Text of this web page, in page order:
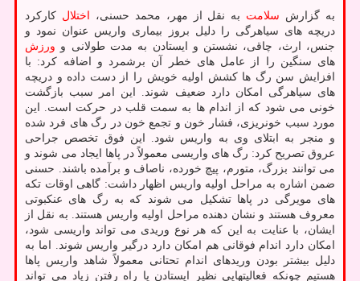
به گزارش سلامت به نقل از مهر، محمد حسنی، اختلال کارکرد
دریچه های سیاهرگی را دلیل بروز بیماری واریس عنوان نمود و
جنس، ارث، چاقی، نشستن و ایستادن به مدت طولانی و ورزش
های سنگین را از عامل های خطر آن برشمرد و اضافه کرد: با
افزایش سن رگ ها کشش اولیه خویش را از دست داده و دریچه
های سیاهرگی امکان دارد ضعیف شوند. این امر سبب بازگشت
خونی می شود که از اندام ها به سمت قلب در حرکت است. این
مورد سبب خونریزی، فشار خون و تجمع خون در رگ های فرد شده
و منجر به ابتلای وی به واریس شود. این فوق تخصص جراحی
عروق تصریح کرد: رگ های واریسی معمولاً در پاها ایجاد می شوند و
می توانند بزرگ، متورم، پیچ خورده، ناصاف و برآمده باشند. حسنی
ضمن اشاره به مراحل اولیه واریس اظهار داشت: گاهی اوقات تکه
های مویرگی در پاها تشکیل می شوند که به رگ های عنکبوتی
معروف هستند و نشان دهنده مراحل اولیه واریس هستند. به نقل از
ایشان، با عنایت به این که هر نوع وریدی می تواند واریسی شود،
امکان دارد اندام فوقانی هم امکان دارد درگیر واریس شوند. اما به
دلیل بیشتر بودن وریدهای اندام تحتانی معمولاً شاهد واریس پاها
هستیم چونکه فعالیتهایی نظیر ایستادن یا راه رفتن زیاد می تواند